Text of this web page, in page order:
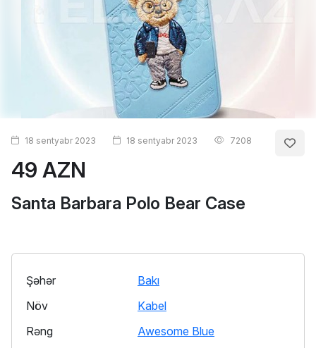
49 AZN
Santa Barbara Polo Bear Case
18 sentyabr 2023 18 sentyabr 2023 7208
Şəhər
Bakı
Növ
Kabel
Rəng
Awesome Blue